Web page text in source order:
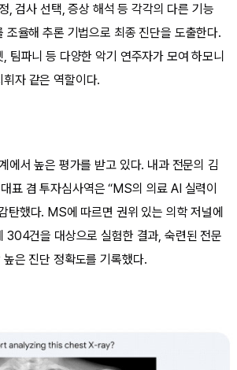
, 검사 선택, 증상 해석 등 각각의 다른 기능
조율해 추론 기법으로 최종 진단을 도출한다.
팀파니 등 다양한 악기 연주자가 모여 하모니
자 같은 역할이다.
서 높은 평가를 받고 있다. 내과 전문의 김
표 겸 투자심사역은 “MS의 의료 AI 실력이
탄했다. MS에 따르면 권위 있는 의학 저널에
304건을 대상으로 실험한 결과, 숙련된 전문
은 진단 정확도를 기록했다.